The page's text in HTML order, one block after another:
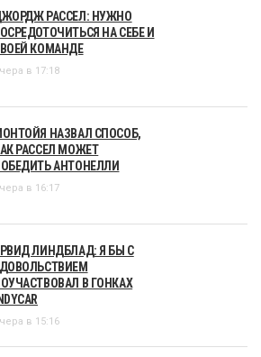
РАССЕЛ: НУЖНО
НА СЕБЕ И
КОМАНДЕ
в 17:18
НАЗВАЛ СПОСОБ,
РАССЕЛ МОЖЕТ
АНТОНЕЛЛИ
в 16:17
ЛИНДБЛАД: Я БЫ С
В ГОНКАХ
INDYCAR
в 15:16